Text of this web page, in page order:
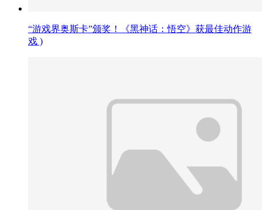
“游戏界奥斯卡”颁奖！《黑神话：悟空》获最佳动作游
戏 )